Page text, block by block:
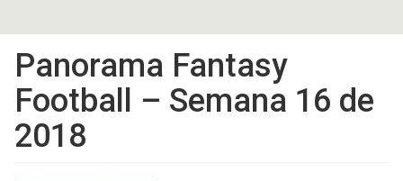
Panorama Fantasy
Football – Semana 16 de
2018